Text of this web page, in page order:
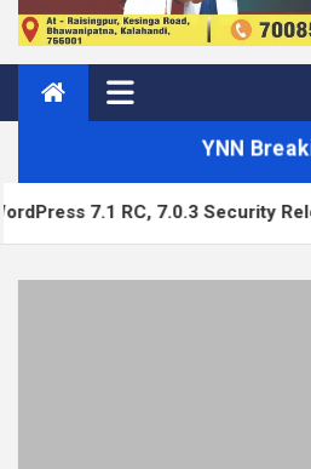
YNN
RC, 7.0.3 Security Release,